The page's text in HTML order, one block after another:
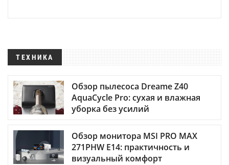
ТЕХНИКА
Обзор пылесоса Dreame Z40
AquaCycle Pro: сухая и влажная
уборка без усилий
Обзор монитора MSI PRO MAX
271PHW E14: практичность и
визуальный комфорт